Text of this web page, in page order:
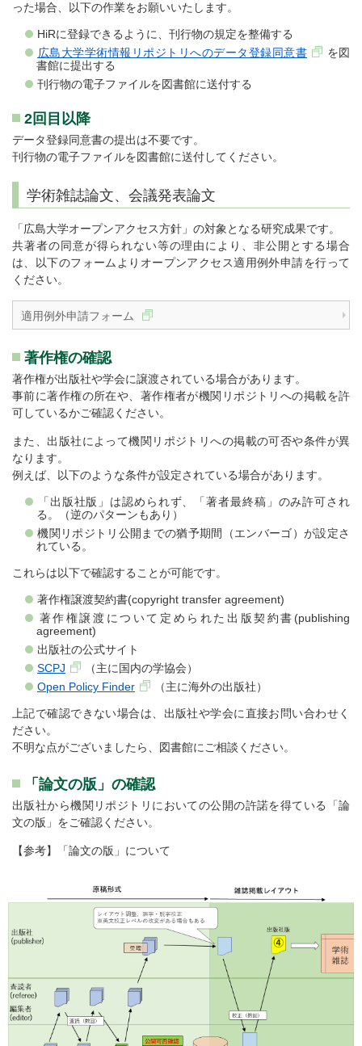
った場合、以下の作業をお願いいたします。
HiRに登録できるように、刊行物の規定を整備する
広島大学学術情報リポジトリへのデータ登録同意書
を図
書館に提出する
刊行物の電子ファイルを図書館に送付する
2回目以降
データ登録同意書の提出は不要です。
刊行物の電子ファイルを図書館に送付してください。
学術雑誌論文、会議発表論文
「広島大学オープンアクセス方針」の対象となる研究成果です。
共著者の同意が得られない等の理由により、非公開とする場合
は、以下のフォームよりオープンアクセス適用例外申請を行って
ください。
適用例外申請フォーム
著作権の確認
著作権が出版社や学会に譲渡されている場合があります。
事前に著作権の所在や、著作権者が機関リポジトリへの掲載を許
可しているかご確認ください。
また、出版社によって機関リポジトリへの掲載の可否や条件が異
なります。
例えば、以下のような条件が設定されている場合があります。
「出版社版」は認められず、「著者最終稿」のみ許可され
る。（逆のパターンもあり）
機関リポジトリ公開までの猶予期間（エンバーゴ）が設定さ
れている。
これらは以下で確認することが可能です。
著作権譲渡契約書(copyright transfer agreement)
著作権譲渡について定められた出版契約書(publishing
agreement)
出版社の公式サイト
SCPJ
（主に国内の学協会）
Open Policy Finder
（主に海外の出版社）
上記で確認できない場合は、出版社や学会に直接お問い合わせく
ださい。
不明な点がございましたら、図書館にご相談ください。
「論文の版」の確認
出版社から機関リポジトリにおいての公開の許諾を得ている「論
文の版」をご確認ください。
【参考】「論文の版」について